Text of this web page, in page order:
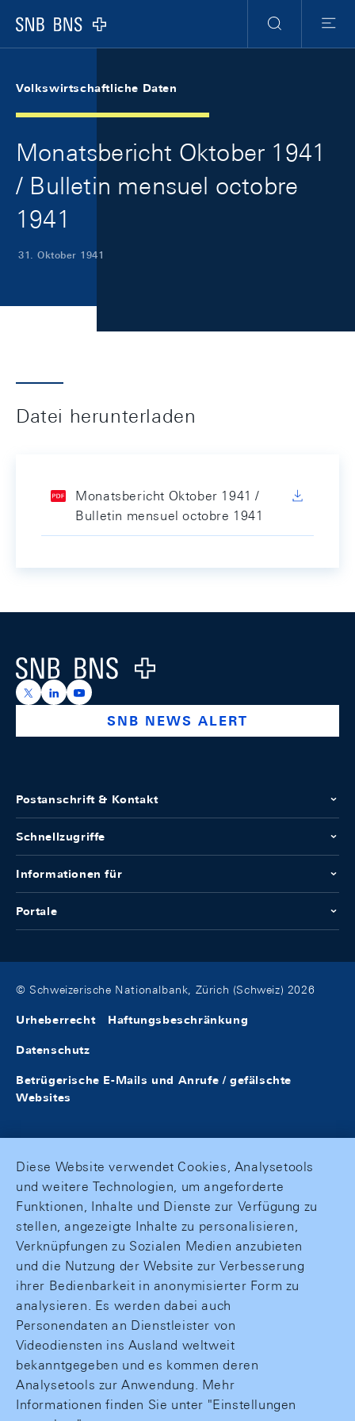
Logo
Suche
Menu
Volkswirtschaftliche Daten
Monatsbericht Oktober 1941
/ Bulletin mensuel octobre
1941
31. Oktober 1941
Datei herunterladen
Monatsbericht Oktober 1941 /
Bulletin mensuel octobre 1941
Logo
https://x.com/snb_bns
https://ch.linkedin.com/company/swiss-national-
https://www.youtube.com/@swissnationalbank
SNB NEWS ALERT
Postanschrift & Kontakt
Schnellzugriffe
Informationen für
Portale
© Schweizerische Nationalbank, Zürich (Schweiz) 2026
Urheberrecht Haftungsbeschränkung
Datenschutz
Betrügerische E-Mails und Anrufe / gefälschte
Websites
Diese Website verwendet Cookies, Analysetools
und weitere Technologien, um angeforderte
Funktionen, Inhalte und Dienste zur Verfügung zu
stellen, angezeigte Inhalte zu personalisieren,
Verknüpfungen zu Sozialen Medien anzubieten
und die Nutzung der Website zur Verbesserung
ihrer Bedienbarkeit in anonymisierter Form zu
analysieren. Es werden dabei auch
Personendaten an Dienstleister von
Videodiensten ins Ausland weltweit
bekanntgegeben und es kommen deren
Analysetools zur Anwendung. Mehr
Informationen finden Sie unter "Einstellungen